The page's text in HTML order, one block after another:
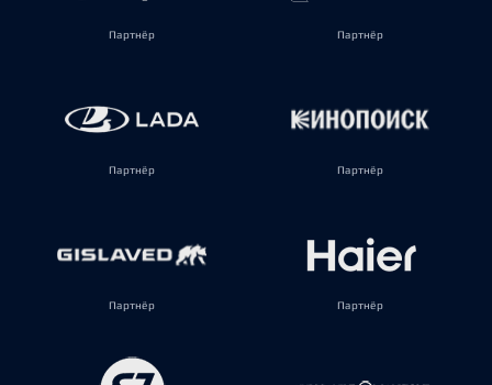
Партнёр Партнёр
Партнёр Партнёр
Партнёр Партнёр